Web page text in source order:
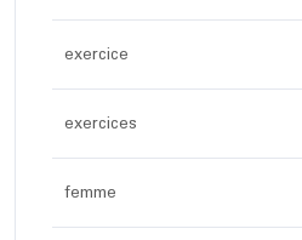
exercice
exercices
femme